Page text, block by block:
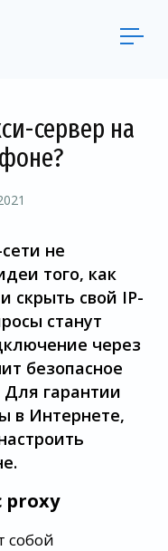
сервер на
не
того, как
скрыть свой IP-
станут
через
безопасное
гарантии
в Интернете,
proxy
собой